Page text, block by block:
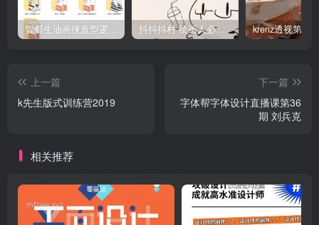
抖抖抖村 绘画人必备习惯2020【画质不错】
上一篇
k先生版式训练营2019
下一篇
字体帮字体设计直播课第36
期 刘兵克
相关推荐